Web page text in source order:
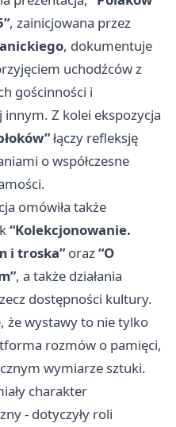
, zainicjowana przez
, dokumentuje
uchodźców z
gościnności i
Z kolei ekspozycja
łączy refleksję
o współczesne
omówiła także
“Kolekcjonowanie.
i troska”oraz“O
, a także działania
dostępności kultury.
że wystawy to nie tylko
rozmów o pamięci,
wymiarze sztuki.
charakter
- dotyczyły roli